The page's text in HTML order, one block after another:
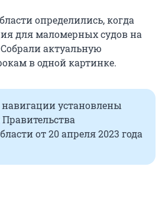
определились, когда
для маломерных судов на
актуальную
в одной картинке.
установлены
от 20 апреля 2023 года